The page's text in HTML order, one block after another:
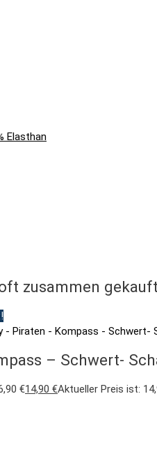
Elasthan
zusammen gekauft
– Schwert-
€14,90 €Aktueller Preis ist: